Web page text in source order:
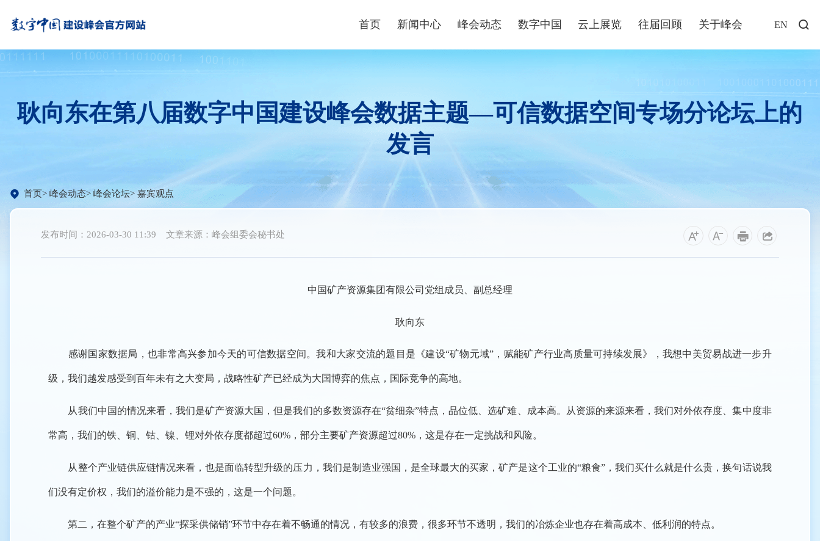
首页 新闻中心
视频播报
峰会镜头
媒体聚焦
峰会动态
创新大赛
主宾市
数字中国
数字企业+
政策解读
数字福建
行业资讯
云上展览 往届回顾 关于峰会 EN
耿向东在第八届数字中国建设峰会数据主题—可信数据空间专场分论坛上的
发言
首页 峰会动态 峰会论坛 嘉宾观点
发布时间：2026-03-30 11:39 文章来源：峰会组委会秘书处
中国矿产资源集团有限公司党组成员、副总经理
耿向东
感谢国家数据局，也非常高兴参加今天的可信数据空间。我和大家交流的题目是《建设“矿物元域”，赋能矿产行业高质量可持续发展》，我想中美贸易战进一步升
级，我们越发感受到百年未有之大变局，战略性矿产已经成为大国博弈的焦点，国际竞争的高地。
从我们中国的情况来看，我们是矿产资源大国，但是我们的多数资源存在“贫细杂”特点，品位低、选矿难、成本高。从资源的来源来看，我们对外依存度、集中度非
常高，我们的铁、铜、钴、镍、锂对外依存度都超过60%，部分主要矿产资源超过80%，这是存在一定挑战和风险。
从整个产业链供应链情况来看，也是面临转型升级的压力，我们是制造业强国，是全球最大的买家，矿产是这个工业的“粮食”，我们买什么就是什么贵，换句话说我
们没有定价权，我们的溢价能力是不强的，这是一个问题。
第二，在整个矿产的产业“探采供储销”环节中存在着不畅通的情况，有较多的浪费，很多环节不透明，我们的冶炼企业也存在着高成本、低利润的特点。